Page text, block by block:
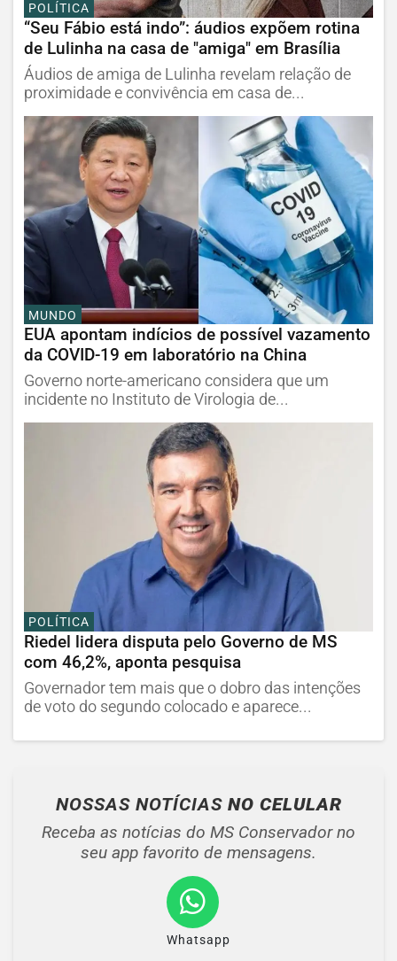
POLÍTICA
“Seu Fábio está indo”: áudios expõem rotina
de Lulinha na casa de "amiga" em Brasília
Áudios de amiga de Lulinha revelam relação de
proximidade e convivência em casa de...
MUNDO
EUA apontam indícios de possível vazamento
da COVID-19 em laboratório na China
Governo norte-americano considera que um
incidente no Instituto de Virologia de...
POLÍTICA
Riedel lidera disputa pelo Governo de MS
com 46,2%, aponta pesquisa
Governador tem mais que o dobro das intenções
de voto do segundo colocado e aparece...
NOSSAS NOTÍCIAS NO CELULAR
Receba as notícias do MS Conservador no
seu app favorito de mensagens.
Whatsapp